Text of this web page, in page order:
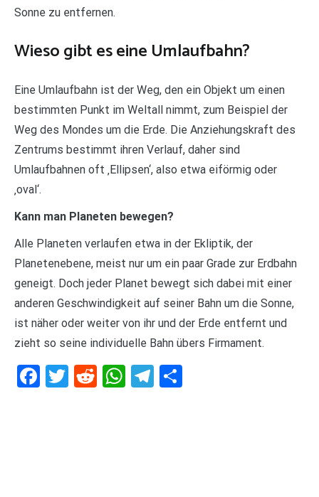
Sonne zu entfernen.
Wieso gibt es eine Umlaufbahn?
Eine Umlaufbahn ist der Weg, den ein Objekt um einen
bestimmten Punkt im Weltall nimmt, zum Beispiel der
Weg des Mondes um die Erde. Die Anziehungskraft des
Zentrums bestimmt ihren Verlauf, daher sind
Umlaufbahnen oft ‚Ellipsen‘, also etwa eiförmig oder
‚oval‘.
Kann man Planeten bewegen?
Alle Planeten verlaufen etwa in der Ekliptik, der
Planetenebene, meist nur um ein paar Grade zur Erdbahn
geneigt. Doch jeder Planet bewegt sich dabei mit einer
anderen Geschwindigkeit auf seiner Bahn um die Sonne,
ist näher oder weiter von ihr und der Erde entfernt und
zieht so seine individuelle Bahn übers Firmament.
Facebook
Twitter
RedditWhatsApp
Telegram